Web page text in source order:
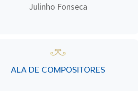
Julinho Fonseca
ALA DE COMPOSITORES